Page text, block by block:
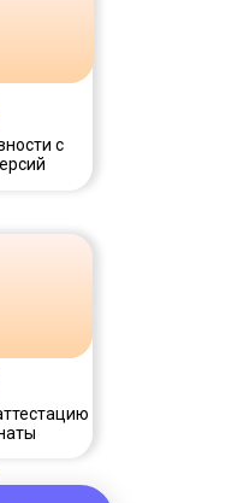
с